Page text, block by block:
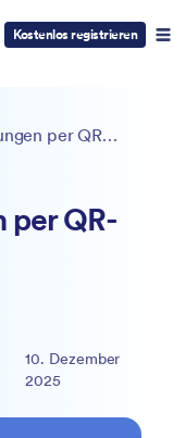
Kostenlos registrieren
Wie man Zahlungen per QR-Codes einzieht
per QR-
10. Dezember
2025